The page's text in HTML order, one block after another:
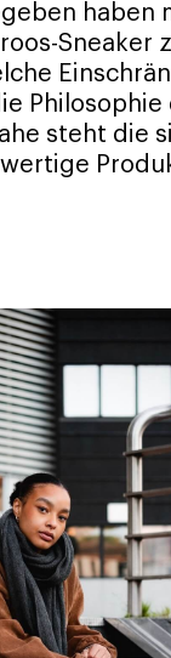
haben
Sneaker
Philosophie
steht die